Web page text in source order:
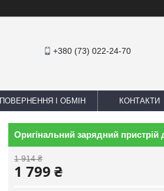
+380 (73) 022-24-70
ПОВЕРНЕННЯ І ОБМІН КОНТАКТИ
Оригінальний зарядний
1 914 ₴
1 799 ₴